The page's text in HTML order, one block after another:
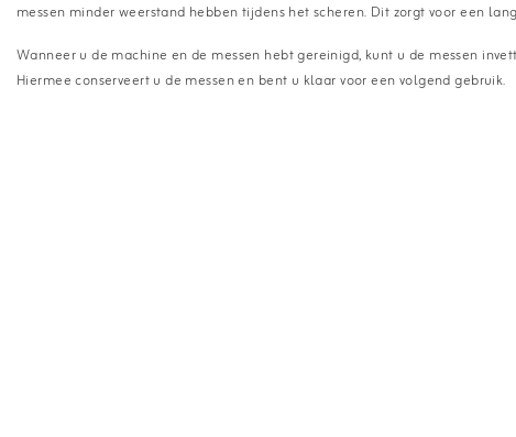
messen minder weerstand hebben tijdens het scheren. Dit zorgt voor een
Wanneer u de machine en de messen hebt gereinigd, kunt u de messen
Hiermee conserveert u de messen en bent u klaar voor een volgend gebruik.